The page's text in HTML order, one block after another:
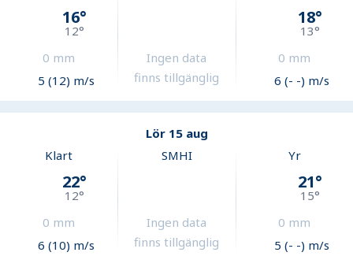
16°
12°
0 mm
5 (12) m/s
Ingen data
finns tillgänglig
18°
13°
0 mm
6 (- -) m/s
Lör 15 aug
Klart
22°
12°
0 mm
6 (10) m/s
SMHI
Ingen data
finns tillgänglig
Yr
21°
15°
0 mm
5 (- -) m/s